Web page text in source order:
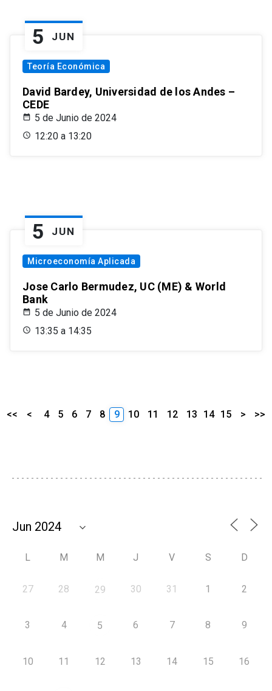
5 JUN
Teoría Económica
David Bardey, Universidad de los Andes –
CEDE
5 de Junio de 2024
12:20 a 13:20
5 JUN
Microeconomía Aplicada
Jose Carlo Bermudez, UC (ME) & World
Bank
5 de Junio de 2024
13:35 a 14:35
<< < 4 5 6 7 8 9 10 11 12 13 14 15 > >>
L M M J V S D
27 28 29 30 31 1 2
3 4 5 6 7 8 9
10 11 12 13 14 15 16